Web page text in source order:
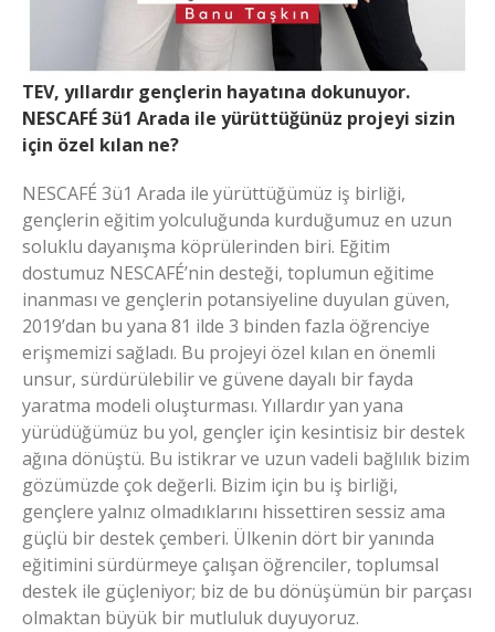
TEV, yıllardır gençlerin hayatına dokunuyor.
NESCAFÉ 3ü1 Arada ile yürüttüğünüz projeyi sizin
için özel kılan ne?
NESCAFÉ 3ü1 Arada ile yürüttüğümüz iş birliği,
gençlerin eğitim yolculuğunda kurduğumuz en uzun
soluklu dayanışma köprülerinden biri. Eğitim
dostumuz NESCAFÉ’nin desteği, toplumun eğitime
inanması ve gençlerin potansiyeline duyulan güven,
2019’dan bu yana 81 ilde 3 binden fazla öğrenciye
erişmemizi sağladı. Bu projeyi özel kılan en önemli
unsur, sürdürülebilir ve güvene dayalı bir fayda
yaratma modeli oluşturması. Yıllardır yan yana
yürüdüğümüz bu yol, gençler için kesintisiz bir destek
ağına dönüştü. Bu istikrar ve uzun vadeli bağlılık bizim
gözümüzde çok değerli. Bizim için bu iş birliği,
gençlere yalnız olmadıklarını hissettiren sessiz ama
güçlü bir destek çemberi. Ülkenin dört bir yanında
eğitimini sürdürmeye çalışan öğrenciler, toplumsal
destek ile güçleniyor; biz de bu dönüşümün bir parçası
olmaktan büyük bir mutluluk duyuyoruz.